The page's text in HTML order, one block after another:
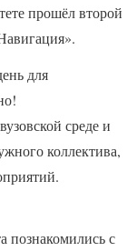
прошёл второй
для
среде и
коллектива,
познакомились с